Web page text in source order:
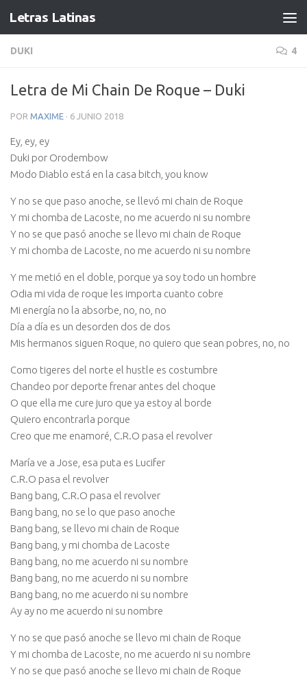
Letras Latinas
DUKI 4
Letra de Mi Chain De Roque – Duki
POR MAXIME · 6 JUNIO 2018
Ey, ey, ey
Duki por Orodembow
Modo Diablo está en la casa bitch, you know
Y no se que paso anoche, se llevó mi chain de Roque
Y mi chomba de Lacoste, no me acuerdo ni su nombre
Y no se que pasó anoche se llevo mi chain de Roque
Y mi chomba de Lacoste, no me acuerdo ni su nombre
Y me metió en el doble, porque ya soy todo un hombre
Odia mi vida de roque les importa cuanto cobre
Mi energía no la absorbe, no, no, no
Día a día es un desorden dos de dos
Mis hermanos siguen Roque, no quiero que sean pobres, no, no
Como tigeres del norte el hustle es costumbre
Chandeo por deporte frenar antes del choque
O que ella me cure juro que ya estoy al borde
Quiero encontrarla porque
Creo que me enamoré, C.R.O pasa el revolver
María ve a Jose, esa puta es Lucifer
C.R.O pasa el revolver
Bang bang, C.R.O pasa el revolver
Bang bang, no se lo que paso anoche
Bang bang, se llevo mi chain de Roque
Bang bang, y mi chomba de Lacoste
Bang bang, no me acuerdo ni su nombre
Bang bang, no me acuerdo ni su nombre
Bang bang, no me acuerdo ni su nombre
Ay ay no me acuerdo ni su nombre
Y no se que pasó anoche se llevo mi chain de Roque
Y mi chomba de Lacoste, no me acuerdo ni su nombre
Y no se que pasó anoche se llevo mi chain de Roque